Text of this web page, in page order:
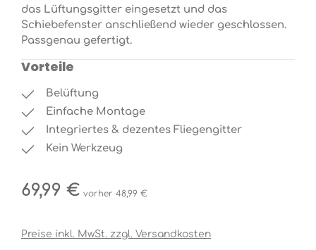
das Lüftungsgitter eingesetzt und das
Schiebefenster anschließend wieder geschlossen.
Passgenau gefertigt.
Vorteile
Belüftung
Einfache Montage
Integriertes & dezentes Fliegengitter
Kein Werkzeug
Regulärer Preis:
69,99 € vorher 48,99 €
Preise inkl. MwSt. zzgl. Versandkosten